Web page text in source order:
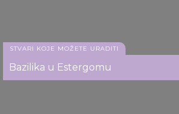
STVARI KOJE MOŽETE URADITI
Bazilika u Estergomu